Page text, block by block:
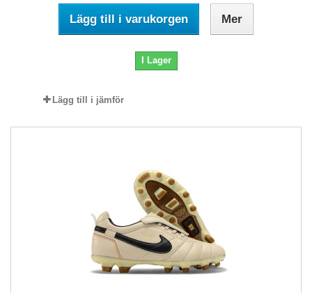
Lägg till i varukorgen Mer
I Lager
Lägg till i jämför